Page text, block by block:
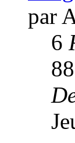
par
6